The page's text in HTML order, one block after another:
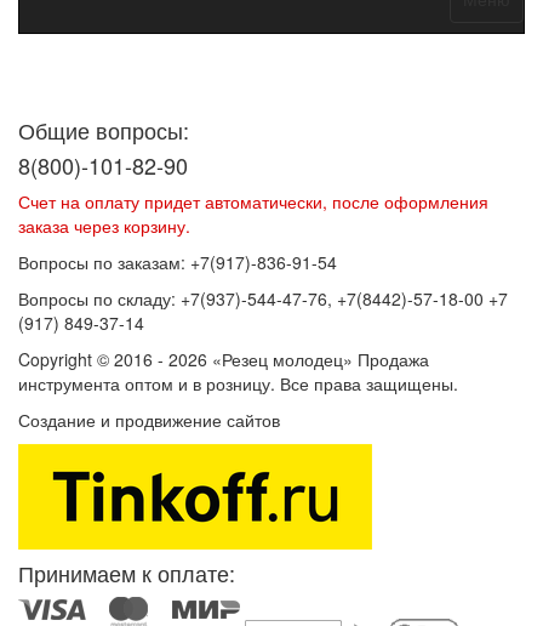
Общие вопросы:
8(800)-101-82-90
Счет на оплату придет автоматически, после оформления
заказа через корзину.
Вопросы по заказам: +7(917)-836-91-54
Вопросы по складу: +7(937)-544-47-76, +7(8442)-57-18-00 +7
(917) 849-37-14
Copyright © 2016 - 2026 «Резец молодец» Продажа
инструмента оптом и в розницу. Все права защищены.
Создание и продвижение сайтов
Принимаем к оплате: